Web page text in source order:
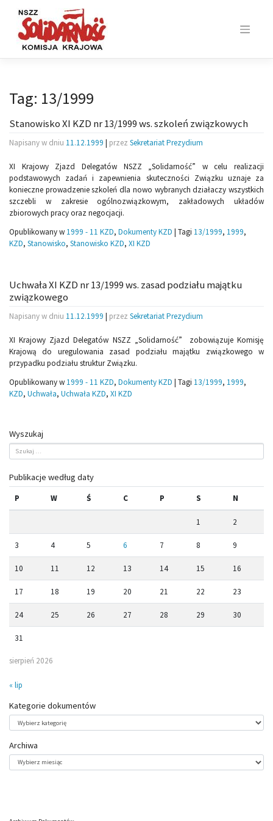
content
Tag: 13/1999
Stanowisko XI KZD nr 13/1999 ws. szkoleń związkowych
Napisany w dniu 11.12.1999 | przez Sekretariat Prezydium
XI Krajowy Zjazd Delegatów NSZZ „Solidarność” w celu realizacji
podstawowych zadań i zapewnienia skuteczności Związku uznaje za
konieczne prowadzenie szkoleń dla nowo wybranych działaczy wszystkich
szczebli w zakresie ogólnozwiązkowym, zakładowych układów
zbiorowych pracy oraz negocjacji.
Opublikowany w 1999 - 11 KZD, Dokumenty KZD | Tagi 13/1999, 1999,
KZD, Stanowisko, Stanowisko KZD, XI KZD
Uchwała XI KZD nr 13/1999 ws. zasad podziału majątku
związkowego
Napisany w dniu 11.12.1999 | przez Sekretariat Prezydium
XI Krajowy Zjazd Delegatów NSZZ „Solidarność” zobowiązuje Komisję
Krajową do uregulowania zasad podziału majątku związkowego w
przypadku podziału struktur Związku.
Opublikowany w 1999 - 11 KZD, Dokumenty KZD | Tagi 13/1999, 1999,
KZD, Uchwała, Uchwała KZD, XI KZD
Wyszukaj
Publikacje według daty
sierpień 2026
P W Ś C P S N
1 2
3 4 5 6 7 8 9
10 11 12 13 14 15 16
17 18 19 20 21 22 23
24 25 26 27 28 29 30
31
« lip
Kategorie dokumentów
dokumentów
Archiwa
Archiwa